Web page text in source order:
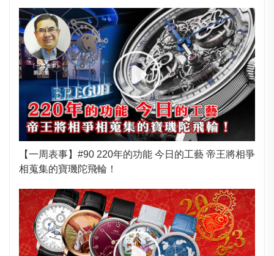
【一周表事】#90 220年的功能 今日的工藝 帝王將相爭
相蒐集的寶璣陀飛輪！